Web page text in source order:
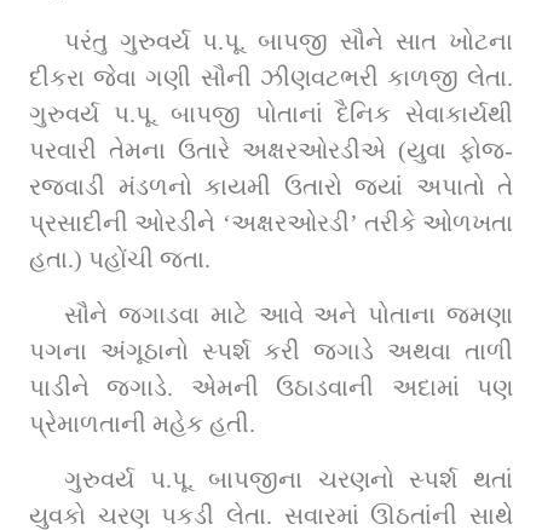
પરંતુ ગુરુવર્ય પ.પૂ. બાપજી સૌને સાત ખોટના
દીકરા જેવા ગણી સૌની ઝીણવટભરી કાળજી લેતા.
ગુરુવર્ય પ.પૂ. બાપજી પોતાનાં દૈનિક સેવાકાર્યથી
પરવારી તેમના ઉતારે અક્ષરઓરડીએ (યુવા ફોજ-
રજવાડી મંડળનો કાયમી ઉતારો જ્યાં અપાતો તે
પ્રસાદીની ઓરડીને ‘અક્ષરઓરડી’ તરીકે ઓળખતા
હતા.) પહોંચી જતા.
સૌને જગાડવા માટે આવે અને પોતાના જમણા
પગના અંગૂઠાનો સ્પર્શ કરી જગાડે અથવા તાળી
પાડીને જગાડે. એમની ઉઠાડવાની અદામાં પણ
પ્રેમાળતાની મહેક હતી.
ગુરુવર્ય પ.પૂ. બાપજીના ચરણનો સ્પર્શ થતાં
યુવકો ચરણ પકડી લેતા. સવારમાં ઊઠતાંની સાથે